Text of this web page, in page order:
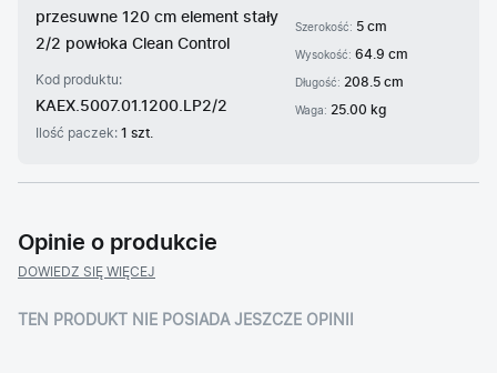
przesuwne 120 cm element stały
2/2 powłoka Clean Control
Kod produktu:
KAEX.5007.01.1200.LP2/2
Ilość paczek: 1 szt.
Szerokość: 5 cm
Wysokość:64.9 cm
Długość:208.5 cm
Waga:25.00 kg
Opinie o produkcie
DOWIEDZ SIĘ WIĘCEJ
TEN PRODUKT NIE POSIADA JESZCZE OPINII